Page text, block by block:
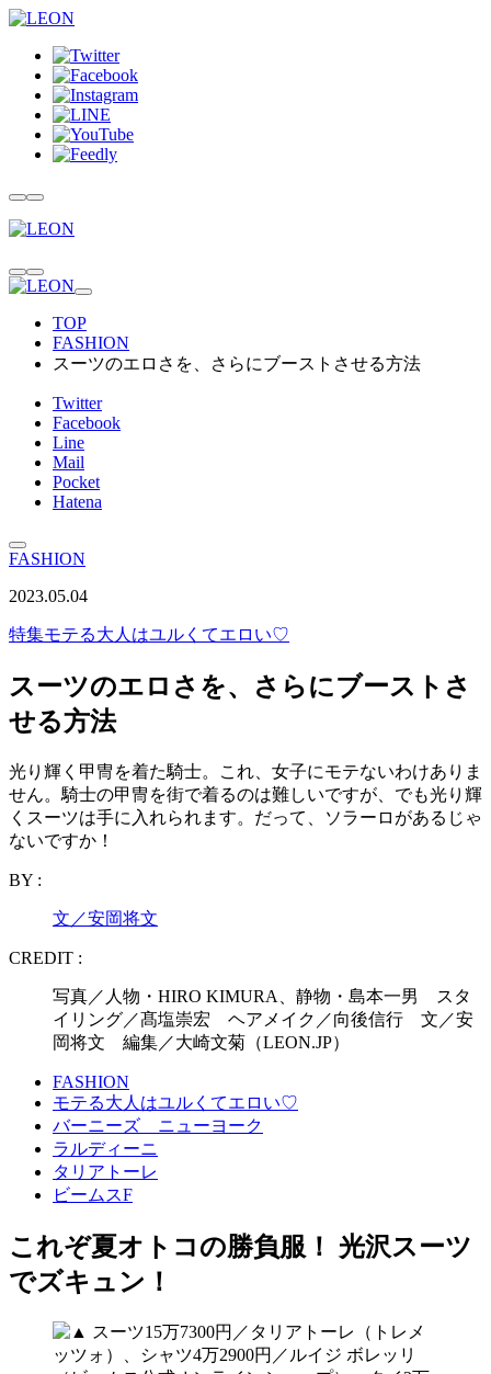
TOP
FASHION
スーツのエロさを、さらにブーストさせる方法
Twitter
Facebook
Line
Mail
Pocket
Hatena
FASHION
2023.05.04
特集モテる大人はユルくてエロい♡
スーツのエロさを、さらにブーストさ
せる方法
光り輝く甲冑を着た騎士。これ、女子にモテないわけありま
せん。騎士の甲冑を街で着るのは難しいですが、でも光り輝
くスーツは手に入れられます。だって、ソラーロがあるじゃ
ないですか！
BY :
文／安岡将文
CREDIT :
写真／人物・HIRO KIMURA、静物・島本一男 スタ
イリング／髙塩崇宏 ヘアメイク／向後信行 文／安
岡将文 編集／大崎文菊（LEON.JP）
FASHION
モテる大人はユルくてエロい♡
バーニーズ ニューヨーク
ラルディーニ
タリアトーレ
ビームスF
これぞ夏オトコの勝負服！ 光沢スーツ
でズキュン！